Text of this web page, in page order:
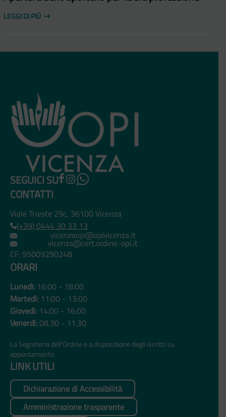
LEGGI DI PIÙ
SEGUICI SU
CONTATTI
Viale Trieste 29c, 36100 Vicenza
(+39) 0444 30 33 13
CF: 95009290248
ORARI
Lunedì: 16:00 - 18:00
Martedì: 11:00 - 13:00
Giovedì: 14:00 - 16:00
Venerdì:08.30 - 11.30
La Segreteria dell'Ordine e a disposizione degli iscritti su
appuntamento
LINK UTILI
Dichiarazione di Accessibilità
Amministrazione trasparente